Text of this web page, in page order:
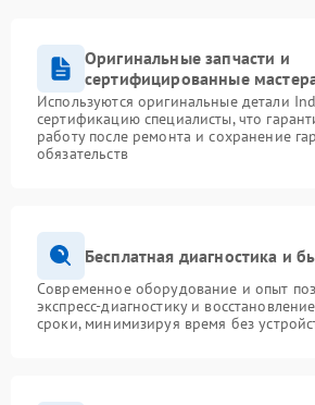
Оригинальные запчасти и
сертифицированные
Используются оригинальные детали
сертификацию специалисты, что
работу после ремонта и сохранение
обязательств
Бесплатная диагностика и
Современное оборудование и опыт
экспресс-диагностику и
сроки, минимизируя время без